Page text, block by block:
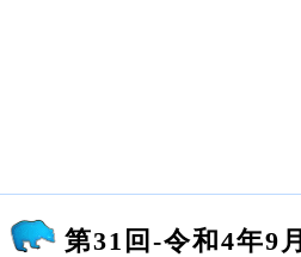
第31回-令和4年9月